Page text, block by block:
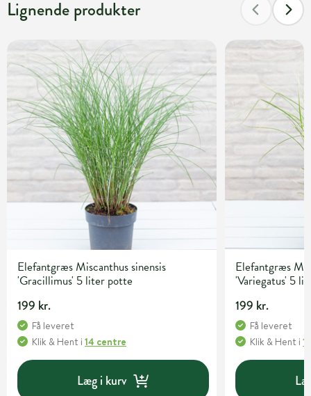
Lignende produkter
Elefantgræs Miscanthus sinensis
'Gracillimus' 5 liter potte
199 kr.
Få leveret
Klik & Hent i 14 centre
Læg i kurv
Elefantgræs
'Variegatus' 5
199 kr.
Få leveret
Klik & Hent i